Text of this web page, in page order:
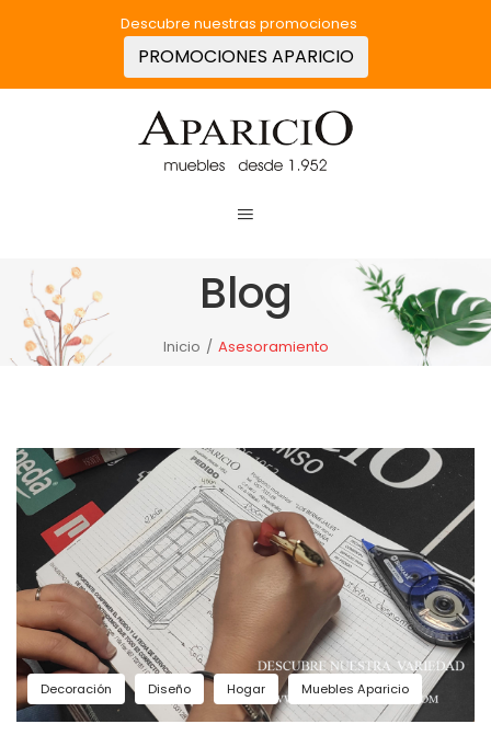
Descubre nuestras promociones
PROMOCIONES APARICIO
Blog
Inicio / Asesoramiento
Decoración Diseño Hogar Muebles Aparicio